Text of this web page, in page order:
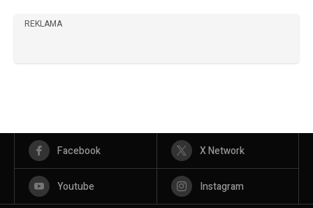
REKLAMA
Facebook X Network
Youtube Instagram